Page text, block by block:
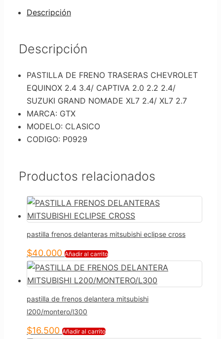
Descripción
Descripción
PASTILLA DE FRENO TRASERAS CHEVROLET
EQUINOX 2.4 3.4/ CAPTIVA 2.0 2.2 2.4/
SUZUKI GRAND NOMADE XL7 2.4/ XL7 2.7
MARCA: GTX
MODELO: CLASICO
CODIGO: P0929
Productos relacionados
pastilla frenos delanteras mitsubishi eclipse cross
$40.000 Añadir al carrito
pastilla de frenos delantera mitsubishi
l200/montero/l300
$16.500 Añadir al carrito